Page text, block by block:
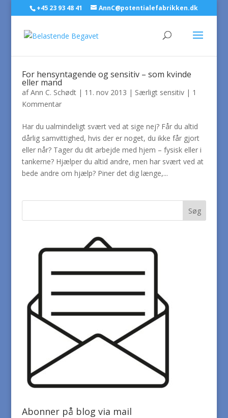
+45 23 93 48 41 AnnC@potentialefabrikken.dk
For hensyntagende og sensitiv – som kvinde
eller mand
afAnn C. Schødt| 11. nov 2013 | Særligt sensitiv| 1
Kommentar
Har du ualmindeligt svært ved at sige nej? Får du altid
dårlig samvittighed, hvis der er noget, du ikke får gjort
eller når? Tager du dit arbejde med hjem – fysisk eller i
tankerne? Hjælper du altid andre, men har svært ved at
bede andre om hjælp? Piner det dig længe,...
Abonner på blog via mail